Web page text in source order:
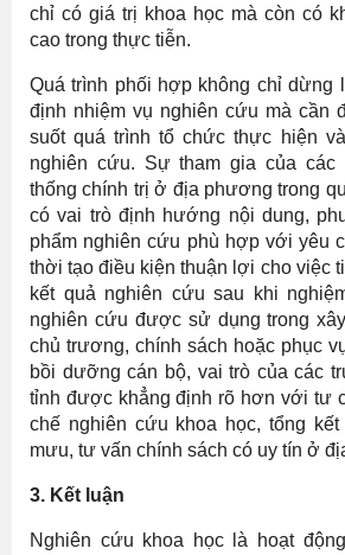
chỉ có giá trị khoa học mà còn có
cao trong thực tiễn.
Quá trình phối hợp không chỉ dừng
định nhiệm vụ nghiên cứu mà cần
suốt quá trình tổ chức thực hiện
nghiên cứu. Sự tham gia của các
thống chính trị ở địa phương trong
có vai trò định hướng nội dung,
phẩm nghiên cứu phù hợp với yêu
thời tạo điều kiện thuận lợi cho việc
kết quả nghiên cứu sau khi
nghiên cứu được sử dụng trong
chủ trương, chính sách hoặc phục
bồi dưỡng cán bộ, vai trò của các
tỉnh được khẳng định rõ hơn với tư
chế nghiên cứu khoa học, tổng
mưu, tư vấn chính sách có uy tín ở
3. Kết luận
Nghiên cứu khoa học là hoạt